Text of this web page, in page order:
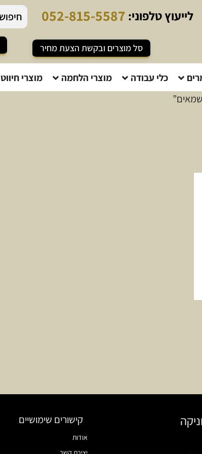
לייעוץטלפוני: 052-815-5587
סל מוצרים ובקשת הצעת מחיר
כלי עבודה מוצרי הלחמה מוצרי חיווט
קישורים שימושיים
אודות